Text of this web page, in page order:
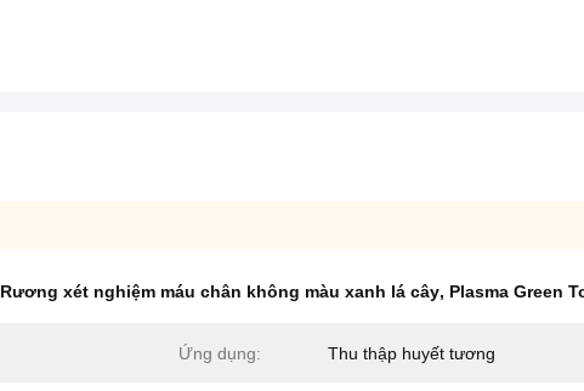
Rương xét nghiệm máu chân không màu xanh lá cây, Plasma Green
Ứng dụng: Thu thập huyết tương